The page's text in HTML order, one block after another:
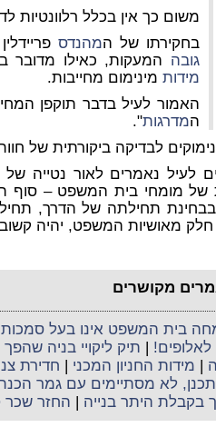
משום כך אין בכלל רלוונטיות
בחקירתו של המהנדס
גובה המעקות, כאילו מדובר
מידות מינימום מחייבות.
האמור לעיל בדבר תוקפן
המדרגות".
לבדיקה ביקורתית של
לעיל נאמרים לאור נטייה של
של מומחי בית המשפט – סוף
בבחינת תחילתה של הדרך,
מאושיות המשפט, יהיה
מקושרים
בית המשפט אינו בעל סמכות
| תיק ליקויי בניה
| מידות החניון המכני | חדירת
לא מסתיימים עם גמר
בקבלת היתר בנייה | החזר